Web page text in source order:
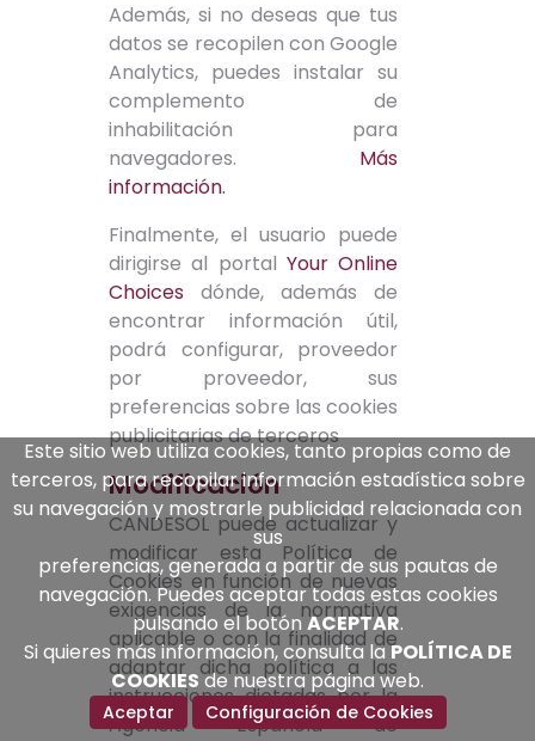
Además, si no deseas que tus
datos se recopilen con Google
Analytics, puedes instalar su
complemento de
inhabilitación para
navegadores. Más
información.
Finalmente, el usuario puede
dirigirse al portal Your Online
Choices dónde, además de
encontrar información útil,
podrá configurar, proveedor
por proveedor, sus
preferencias sobre las cookies
publicitarias de terceros
Modificación
CANDESOL puede actualizar y
modificar esta Política de
Cookies en función de nuevas
exigencias de la normativa
aplicable o con la finalidad de
adaptar dicha política a las
instrucciones dictadas por la
Agencia Española de
Este sitio web utiliza cookies, tanto propias como de
terceros, para recopilar información estadística sobre
su navegación y mostrarle publicidad relacionada con
sus
preferencias, generada a partir de sus pautas de
navegación. Puedes aceptar todas estas cookies
pulsando el botónACEPTAR.
Si quieres más información, consulta laPOLÍTICA DE
COOKIESde nuestra página web.
Aceptar Configuración de Cookies